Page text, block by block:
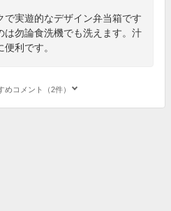
で実遊的なデザイン弁当箱です
は勿論食洗機でも洗えます。汁
利です。
めコメント（2件）